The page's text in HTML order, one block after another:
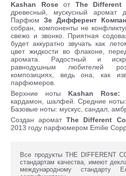
Kashan Roseот The
древесный, мускусный
ПарфюмЗе Дифферент
собран, компоненты не
свежо и звонко. Приятная
будет аккуратно звучать как
цвет жидкости во флаконе,
аромата. Радостный и
равнодушным любителей
композициях, ведь она, как
парфюмеров.
Верхние ноты Kashan Rose:
кардамон, шалфей. Средние
Базовые ноты: мускус, сандал,
Создан ароматThe Different
2013 году парфюмером Emilie
Все продукты THE DIFFERENT
стандартам качества, имеют
международному стандарту